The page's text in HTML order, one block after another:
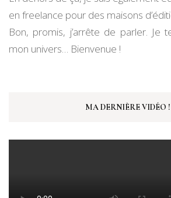
en freelance pour des maisons
Bon, promis, j’arrête de parler. Je
mon univers… Bienvenue !
MA DERNIÈRE VIDÉO !